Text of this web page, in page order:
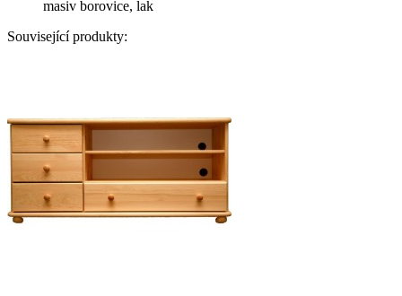
masiv borovice, lak
Související produkty: